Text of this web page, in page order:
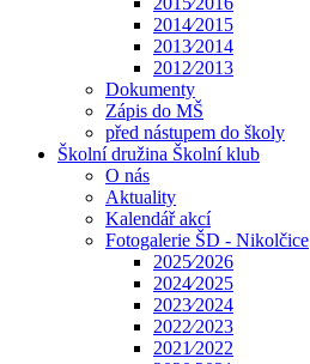
2014⁄2015
2013⁄2014
2012⁄2013
Dokumenty
Zápis do MŠ
před nástupem do školy
Školní družina Školní klub
O nás
Aktuality
Kalendář akcí
Fotogalerie ŠD - Nikolčice
2025⁄2026
2024⁄2025
2023⁄2024
2022⁄2023
2021⁄2022